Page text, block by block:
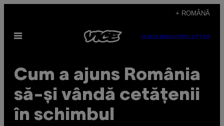
content
+ ROMÂNĂ
Open
SUBSCRIBENEWSLETTER
Cum a ajuns România
să-și vândă cetățenii
în schimbul